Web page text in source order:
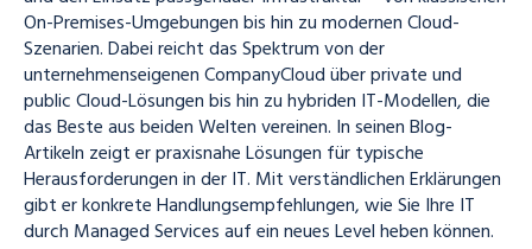
On-Premises-Umgebungen bis hin zu modernen Cloud-
Szenarien. Dabei reicht das Spektrum von der
unternehmenseigenen CompanyCloud über private und
public Cloud-Lösungen bis hin zu hybriden IT-Modellen, die
das Beste aus beiden Welten vereinen. In seinen Blog-
Artikeln zeigt er praxisnahe Lösungen für typische
Herausforderungen in der IT. Mit verständlichen Erklärungen
gibt er konkrete Handlungsempfehlungen, wie Sie Ihre IT
durch Managed Services auf ein neues Level heben können.